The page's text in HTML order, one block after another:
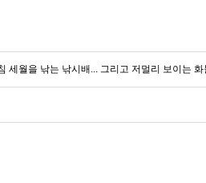
세월을 낚는 낚시배... 그리고 저멀리 보이는 화